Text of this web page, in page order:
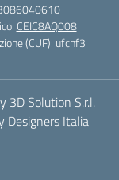
CEIC8AQ008
(CUF): ufchf3
3D Solution S.r.l.
Designers Italia